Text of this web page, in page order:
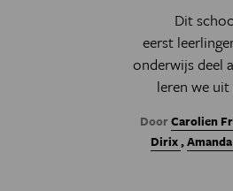
Dit
eerst
onderwijs deel
leren we
DoorCarolien
Dirix,